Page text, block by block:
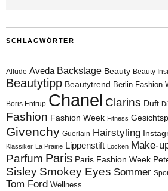
SCHLAGWÖRTER
Allude Aveda Backstage Beauty Beauty
Beautytipp Beautytrend Berlin Fashion
Boris Entrup Chanel Clarins Duft
Fashion Fashion Week Fitness
Givenchy Guerlain Hairstyling
Klassiker La Prairie Lippenstift Locken Make-
Parfum Paris Paris Fashion Week
Sisley Smokey Eyes Sommer
Tom Ford Wellness